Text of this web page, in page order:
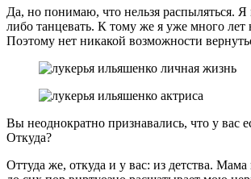
Да, но понимаю, что нельзя распыляться. Я
либо танцевать. К тому же я уже много лет
Поэтому нет никакой возможности
Вы неоднократно признавались, что у вас
Откуда?
Оттуда же, откуда и у вас: из детства. Мама